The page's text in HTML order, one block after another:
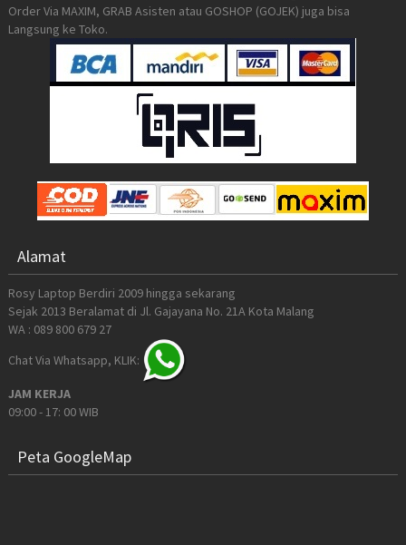
Order Via MAXIM, GRAB Asisten atau GOSHOP (GOJEK) juga bisa
Langsung ke Toko.
Alamat
Rosy Laptop Berdiri 2009 hingga sekarang
Sejak 2013 Beralamat di Jl. Gajayana No. 21A Kota Malang
WA : 089 800 679 27
Chat Via Whatsapp, KLIK:
JAM KERJA
09:00 - 17: 00 WIB
Peta GoogleMap